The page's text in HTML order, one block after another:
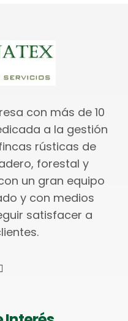
con más de 10
a la gestión
rústicas de
forestal y
un gran equipo
y con medios
satisfacer a